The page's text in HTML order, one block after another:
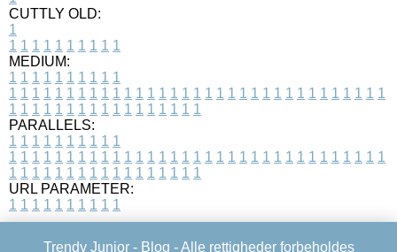
CUTTLY OLD:
1
1 1 1 1 1 1 1 1 1 1
MEDIUM:
1 1 1 1 1 1 1 1 1 1
1 1 1 1 1 1 1 1 1 1 1 1 1 1 1 1 1 1 1 1 1 1 1 1 1 1 1 1 1 1 1 1 1
1 1 1 1 1 1 1 1 1 1 1 1 1 1 1 1 1
PARALLELS:
1 1 1 1 1 1 1 1 1 1
1 1 1 1 1 1 1 1 1 1 1 1 1 1 1 1 1 1 1 1 1 1 1 1 1 1 1 1 1 1 1 1 1
1 1 1 1 1 1 1 1 1 1 1 1 1 1 1 1 1
URL PARAMETER:
1 1 1 1 1 1 1 1 1 1
Trendy Junior - Blog - Alle rettigheder forbeholdes